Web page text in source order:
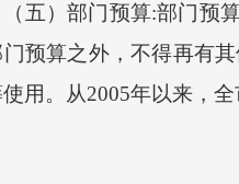
）部门预算:部门预算
预算之外，不得再有
用。从2005年以来，